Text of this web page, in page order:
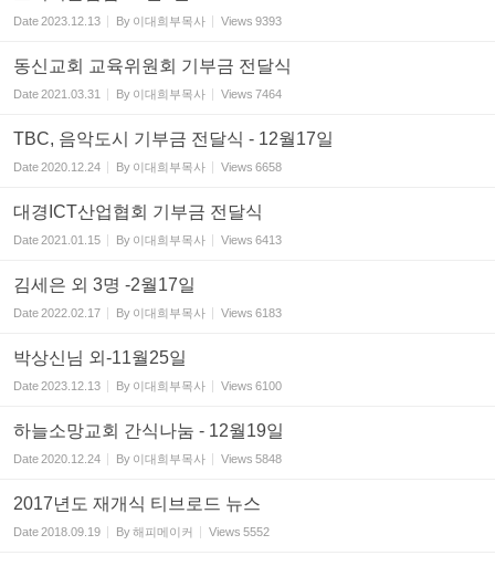
Date2023.12.13 By 이대희부목사 Views 9393
동신교회 교육위원회 기부금 전달식
Date2021.03.31 By 이대희부목사 Views 7464
TBC, 음악도시 기부금 전달식 - 12월17일
Date2020.12.24 By 이대희부목사 Views 6658
대경ICT산업협회 기부금 전달식
Date2021.01.15 By 이대희부목사 Views 6413
김세은 외 3명 -2월17일
Date2022.02.17 By 이대희부목사 Views 6183
박상신님 외-11월25일
Date2023.12.13 By 이대희부목사 Views 6100
하늘소망교회 간식나눔 - 12월19일
Date2020.12.24 By 이대희부목사 Views 5848
2017년도 재개식 티브로드 뉴스
Date2018.09.19 By해피메이커 Views 5552